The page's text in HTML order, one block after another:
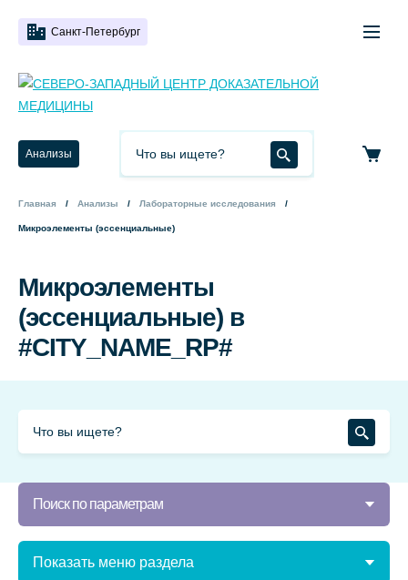
Санкт-Петербург
Анализы
Главная Анализы Лабораторные исследования
Микроэлементы (эссенциальные)
Микроэлементы
(эссенциальные) в
#CITY_NAME_RP#
Поиск по параметрам
Показать меню раздела